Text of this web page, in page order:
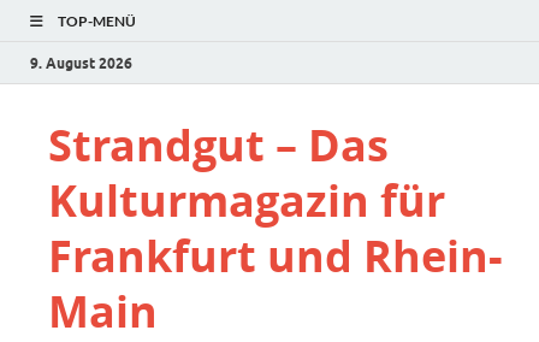
TOP-MENÜ
9. August 2026
Strandgut – Das
Kulturmagazin für
Frankfurt und Rhein-
Main